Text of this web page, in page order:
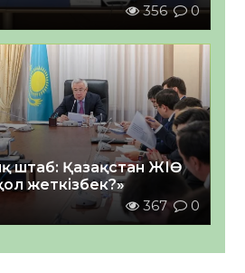
356 0
штаб: Қазақстан ЖІӨ
жеткізбек?»
367 0